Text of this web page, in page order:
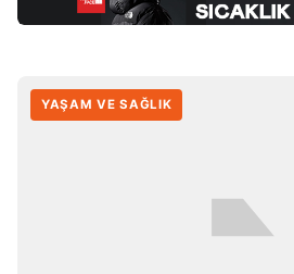
YAŞAM VE SAĞLIK